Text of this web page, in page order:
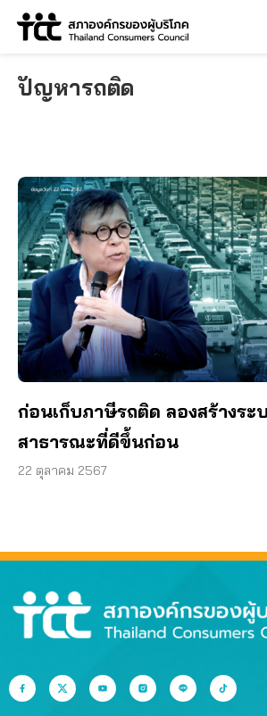
Skip
ปัญหารถติด
ก่อนเก็บภาษีรถติด ลองสร้างระ
สาธารณะที่ดีขึ้นก่อน
22 ตุลาคม 2567